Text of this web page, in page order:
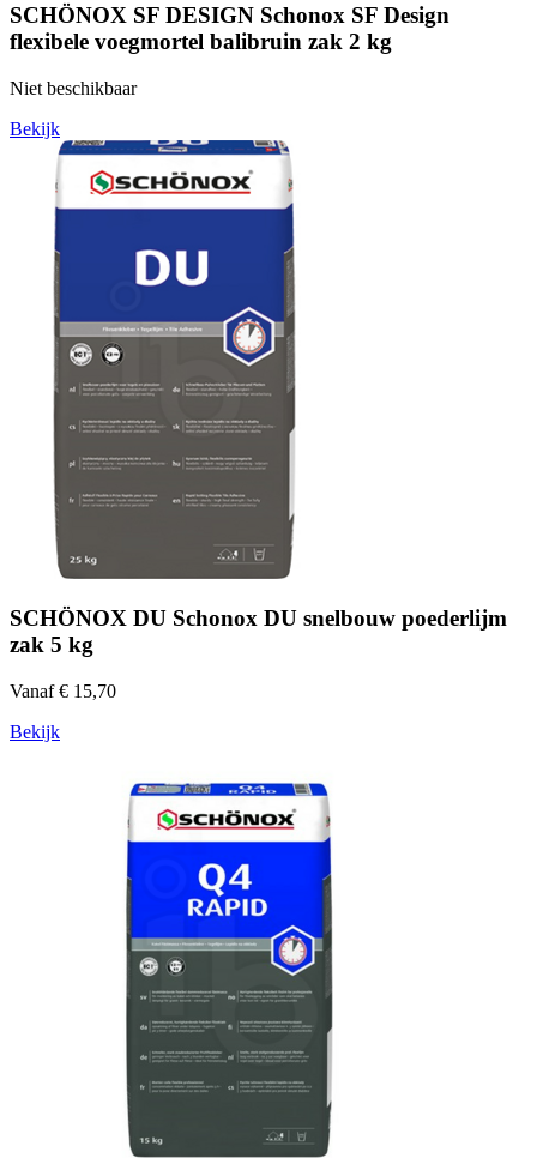
SCHÖNOX SF DESIGN Schonox SF Design
flexibele voegmortel balibruin zak 2 kg
Niet beschikbaar
Bekijk
SCHÖNOX DU Schonox DU snelbouw poederlijm
zak 5 kg
Vanaf € 15,70
Bekijk